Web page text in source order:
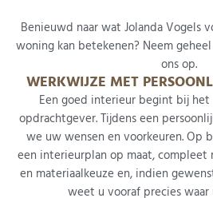
Benieuwd naar wat Jolanda Vogels
woning kan betekenen? Neem
ons op.
WERKWIJZE MET
Een goed interieur begint bij het
opdrachtgever. Tijdens een
we uw wensen en voorkeuren. Op
een interieurplan op maat, compleet
en materiaalkeuze en, indien
weet u vooraf precies waar